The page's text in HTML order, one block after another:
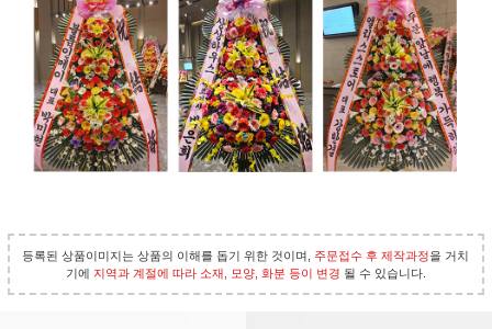
등록된 상품이미지는 상품의 이해를 돕기 위한 것이며,주문접수 후 제작과정을 거치
기에 지역과 계절에 따라 소재, 모양, 화분 등이 변경 될 수 있습니다.